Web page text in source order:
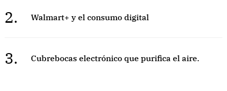
2. Walmart+ y el consumo digital
3. Cubrebocas electrónico que purifica el aire.